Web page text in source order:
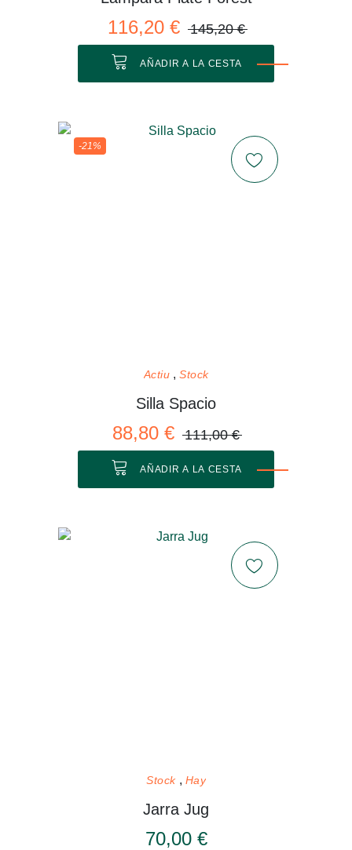
116,20 € 145,20 €
AÑADIR A LA CESTA
-21%
Actiu Stock
Silla Spacio
88,80 € 111,00 €
AÑADIR A LA CESTA
Stock Hay
Jarra Jug
70,00 €